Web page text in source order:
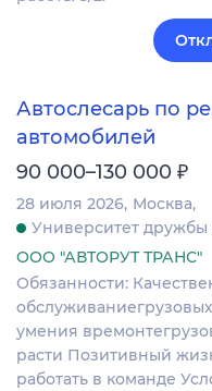
Автослесарь по
автомобилей
90 000–130 000 ₽
28 июля 2026 Москва
Университет дружбы
ООО "АВТОРУТ ТРАНС"
Обязанности:
умения
расти Позитивный
работать в команде